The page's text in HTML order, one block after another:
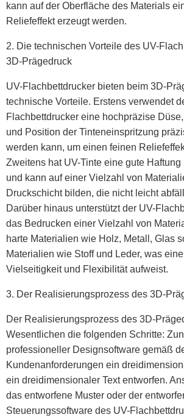
kann auf der Oberfläche des Materials
Reliefeffekt erzeugt werden.
2. Die technischen Vorteile des UV-
3D-Prägedruck
UV-Flachbettdrucker bieten beim 3D-
technische Vorteile. Erstens verwendet
Flachbettdrucker eine hochpräzise
und Position der Tinteneinspritzung
werden kann, um einen feinen
Zweitens hat UV-Tinte eine gute
und kann auf einer Vielzahl von
Druckschicht bilden, die nicht leicht
Darüber hinaus unterstützt der UV-
das Bedrucken einer Vielzahl von
harte Materialien wie Holz, Metall, Glas
Materialien wie Stoff und Leder, was
Vielseitigkeit und Flexibilität aufweist.
3. Der Realisierungsprozess des 3D-
Der Realisierungsprozess des 3D-
Wesentlichen die folgenden Schritte:
professioneller Designsoftware gemäß
Kundenanforderungen ein
ein dreidimensionaler Text entworfen.
das entworfene Muster oder der
Steuerungssoftware des UV-